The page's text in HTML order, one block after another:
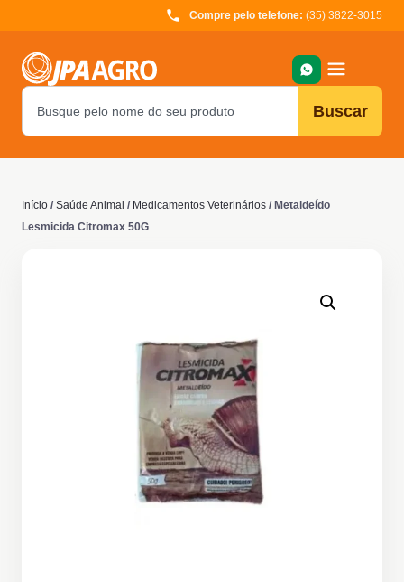
Compre pelo telefone: (35) 3822-3015
Buscar
Início / Saúde Animal / Medicamentos Veterinários / Metaldeído
Lesmicida Citromax 50G